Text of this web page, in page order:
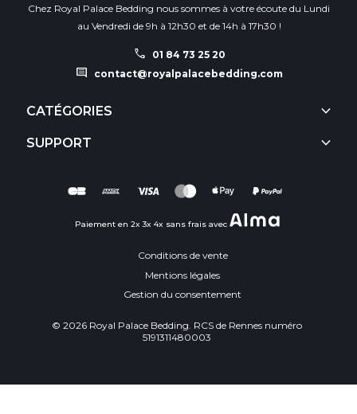
Chez Royal Palace Bedding nous sommes à votre écoute du Lundi
au Vendredi de 9h à 12h30 et de 14h à 17h30 !
call 01 84 73 25 20
comment contact@royalpalacebedding.com
CATÉGORIES keyboard_arrow_down
SUPPORT keyboard_arrow_down
Paiement en 2x 3x 4x sans frais avec
© 2026 Royal Palace Bedding. RCS de Rennes numéro
5191311480003
Conditions de vente
Mentions légales
Gestion du consentement